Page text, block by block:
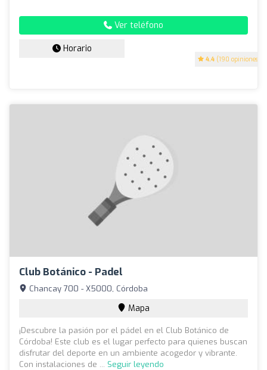
4.4 (190 opiniones)
Ver teléfono
Horario
Club Botánico - Padel
Chancay 700 - X5000, Córdoba
Mapa
¡Descubre la pasión por el pádel en el Club Botánico de
Córdoba! Este club es el lugar perfecto para quienes buscan
disfrutar del deporte en un ambiente acogedor y vibrante.
Con instalaciones de ... Seguir leyendo